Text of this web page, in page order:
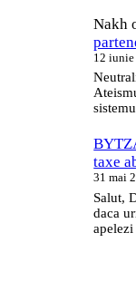
Nakh
12 iunie
taxe
31 mai
Salut,
daca